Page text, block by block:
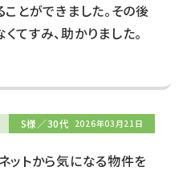
とができました。その後
てすみ、助かりました。
S様／30代 2026年03月21日
ットから気になる物件を